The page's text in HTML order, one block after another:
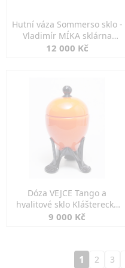
Hutní váza Sommerso sklo -
Vladimír MÍKA sklárna
MOSER
12 000 Kč
Dóza VEJCE Tango a
hyalitové sklo Klášterecký
Mlýn LOETZ
9 000 Kč
1 2 3